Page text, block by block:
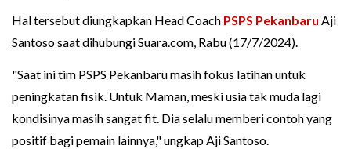
Hal tersebut diungkapkan Head Coach PSPS Pekanbaru Aji
Santoso saat dihubungi Suara.com, Rabu (17/7/2024).
"Saat ini tim PSPS Pekanbaru masih fokus latihan untuk
peningkatan fisik. Untuk Maman, meski usia tak muda lagi
kondisinya masih sangat fit. Dia selalu memberi contoh yang
positif bagi pemain lainnya," ungkap Aji Santoso.